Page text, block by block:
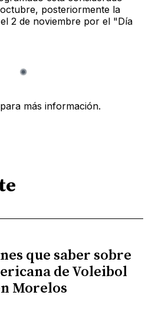
posteriormente la
2 de noviembre por el "Día
para más información.
que saber sobre
de Voleibol
Morelos